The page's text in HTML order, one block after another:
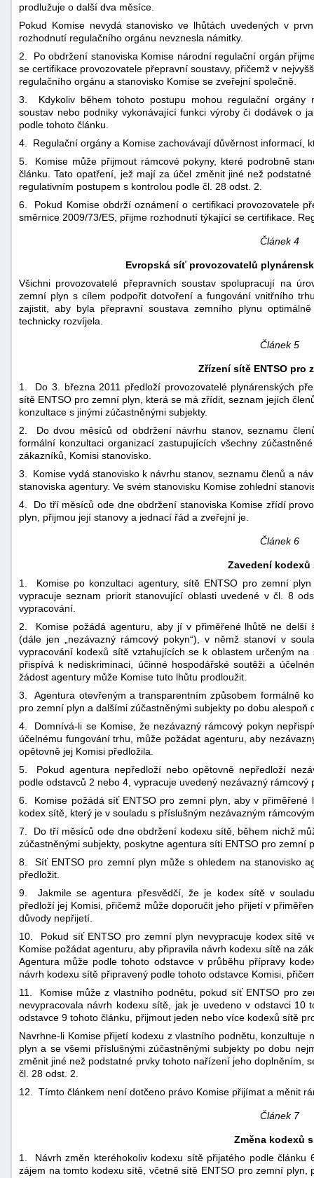
prodlužuje o další dva měsíce.
Pokud Komise nevydá stanovisko ve lhůtách uvedených v
rozhodnutí regulačního orgánu nevznesla námitky.
2. Po obdržení stanoviska Komise národní regulační orgán
se certifikace provozovatele přepravní soustavy, přičemž v
regulačního orgánu a stanovisko Komise se zveřejní společně.
3. Kdykoliv během tohoto postupu mohou regulační orgány
soustav nebo podniky vykonávající funkci výroby či dodávek o
podle tohoto článku.
4. Regulační orgány a Komise zachovávají důvěrnost informací,
5. Komise může přijmout rámcové pokyny, které podrobně
článku. Tato opatření, jež mají za účel změnit jiné než
regulativním postupem s kontrolou podle čl. 28 odst. 2.
6. Pokud Komise obdrží oznámení o certifikaci provozovatele
směrnice 2009/73/ES, přijme rozhodnutí týkající se certifikace.
Článek 4
Evropská síť provozovatelů
Všichni provozovatelé přepravních soustav spolupracují na
zemní plyn s cílem podpořit dotvoření a fungování vnitřního
zajistit, aby byla přepravní soustava zemního plynu
technicky rozvíjela.
Článek 5
Zřízení sítě ENTSO pro
1. Do 3. března 2011 předloží provozovatelé plynárenských
sítě ENTSO pro zemní plyn, která se má zřídit, seznam jejích
konzultace s jinými zúčastněnými subjekty.
2. Do dvou měsíců od obdržení návrhu stanov, seznamu
formální konzultaci organizací zastupujících všechny
zákazníků, Komisi stanovisko.
3. Komise vydá stanovisko k návrhu stanov, seznamu členů a
stanoviska agentury. Ve svém stanovisku Komise zohlední
4. Do tří měsíců ode dne obdržení stanoviska Komise zřídí
plyn, přijmou její stanovy a jednací řád a zveřejní je.
Článek 6
Zavedení kodexů
1. Komise po konzultaci agentury, sítě ENTSO pro zemní
vypracuje seznam priorit stanovující oblasti uvedené v čl. 8
vypracování.
2. Komise požádá agenturu, aby jí v přiměřené lhůtě ne delší
(dále jen „nezávazný rámcový pokyn“), v němž stanoví v
vypracování kodexů sítě vztahujících se k oblastem určeným
přispívá k nediskriminaci, účinné hospodářské soutěži a
žádost agentury může Komise tuto lhůtu prodloužit.
3. Agentura otevřeným a transparentním způsobem formálně
pro zemní plyn a dalšími zúčastněnými subjekty po dobu alespoň
4. Domnívá-li se Komise, že nezávazný rámcový pokyn
účelnému fungování trhu, může požádat agenturu, aby
opětovně jej Komisi předložila.
5. Pokud agentura nepředloží nebo opětovně nepředloží
podle odstavců 2 nebo 4, vypracuje uvedený nezávazný rámcový
6. Komise požádá síť ENTSO pro zemní plyn, aby v přiměřené
kodex sítě, který je v souladu s příslušným nezávazným
7. Do tří měsíců ode dne obdržení kodexu sítě, během nichž
zúčastněnými subjekty, poskytne agentura síti ENTSO pro zemní
8. Síť ENTSO pro zemní plyn může s ohledem na stanovisko
předložit.
9. Jakmile se agentura přesvědčí, že je kodex sítě v
předloží jej Komisi, přičemž může doporučit jeho přijetí v
důvody nepřijetí.
10. Pokud síť ENTSO pro zemní plyn nevypracuje kodex sítě
Komise požádat agenturu, aby připravila návrh kodexu sítě na
Agentura může podle tohoto odstavce v průběhu přípravy
návrh kodexu sítě připravený podle tohoto odstavce Komisi,
11. Komise může z vlastního podnětu, pokud síť ENTSO pro
nevypracovala návrh kodexu sítě, jak je uvedeno v odstavci 10
odstavce 9 tohoto článku, přijmout jeden nebo více kodexů sítě
Navrhne-li Komise přijetí kodexu z vlastního podnětu,
plyn a se všemi příslušnými zúčastněnými subjekty po dobu
změnit jiné než podstatné prvky tohoto nařízení jeho doplněním,
čl. 28 odst. 2.
12. Tímto článkem není dotčeno právo Komise přijímat a měnit
Článek 7
Změna kodexů
1. Návrh změn kteréhokoliv kodexu sítě přijatého podle článku
zájem na tomto kodexu sítě, včetně sítě ENTSO pro zemní